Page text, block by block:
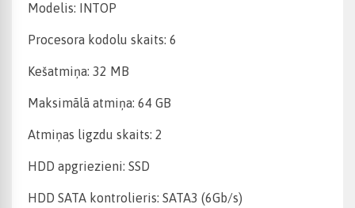
Modelis: INTOP
Procesora kodolu skaits: 6
Kešatmiņa: 32 MB
Maksimālā atmiņa: 64 GB
Atmiņas ligzdu skaits: 2
HDD apgriezieni: SSD
HDD SATA kontrolieris: SATA3 (6Gb/s)